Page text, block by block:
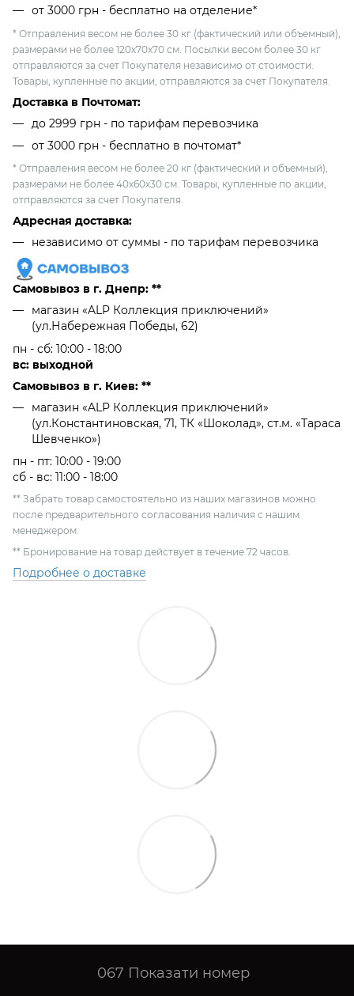
от 3000 грн - бесплатно на отделение*
* Отправления весом не более 30 кг (фактический или объемный),
размерами не более 120х70х70 см. Посылки весом более 30 кг
отправляются за счет Покупателя независимо от стоимости.
Товары, купленные по акции, отправляются за счет Покупателя.
Доставка в Почтомат:
до 2999 грн - по тарифам перевозчика
от 3000 грн - бесплатно в почтомат*
* Отправления весом не более 20 кг (фактический и объемный),
размерами не более 40х60х30 см. Товары, купленные по акции,
отправляются за счет Покупателя.
Адресная доставка:
независимо от cуммы - по тарифам перевозчика
Самовывоз в г. Днепр: **
магазин «ALP Коллекция приключений»
(ул.Набережная Победы, 62)
пн - сб: 10:00 - 18:00
вс: выходной
Самовывоз в г. Киев: **
магазин «ALP Коллекция приключений»
(ул.Константиновская, 71, ТК «Шоколад», ст.м. «Тараса
Шевченко»)
пн - пт: 10:00 - 19:00
сб - вс: 11:00 - 18:00
** Забрать товар самостоятельно из наших магазинов можно
после предварительного согласования наличия с нашим
менеджером.
** Бронирование на товар действует в течение 72 часов.
Подробнее о доставке
067 Показати номер